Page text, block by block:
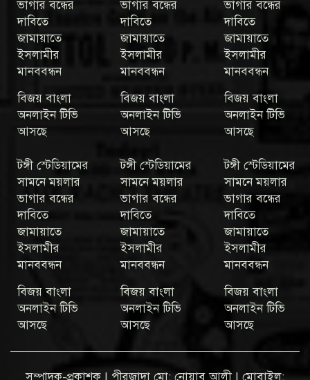
ভাগার বন্ধের
দাবিতে
জামায়াতে
ইসলামীর
মানববন্ধন
বিজয় বাংলা
অনলাইন টিভি
আসছে
ভাগার বন্ধের
দাবিতে
জামায়াতে
ইসলামীর
মানববন্ধন
বিজয় বাংলা
অনলাইন টিভি
আসছে
ভাগার বন্ধের
দাবিতে
জামায়াতে
ইসলামীর
মানববন্ধন
বিজয় বাংলা
অনলাইন টিভি
আসছে
টঙ্গী স্টেডিয়ামের
সামনে ময়লার
ভাগার বন্ধের
দাবিতে
জামায়াতে
ইসলামীর
মানববন্ধন
বিজয় বাংলা
অনলাইন টিভি
আসছে
টঙ্গী স্টেডিয়ামের
সামনে ময়লার
ভাগার বন্ধের
দাবিতে
জামায়াতে
ইসলামীর
মানববন্ধন
বিজয় বাংলা
অনলাইন টিভি
আসছে
টঙ্গী স্টেডিয়ামের
সামনে ময়লার
ভাগার বন্ধের
দাবিতে
জামায়াতে
ইসলামীর
মানববন্ধন
বিজয় বাংলা
অনলাইন টিভি
আসছে
সম্পাদক-প্রকাশক | পীরজাদা মো: নোয়াব আলী | মোবাইল: